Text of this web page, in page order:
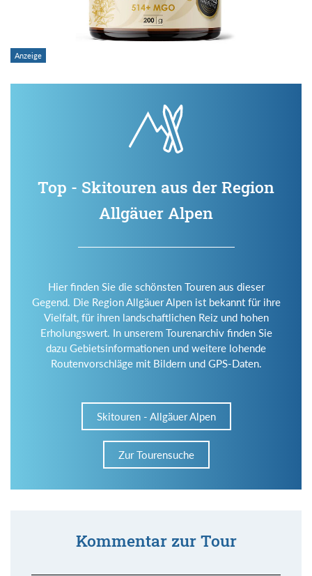
Top - Skitouren aus der Region
Allgäuer Alpen
Hier finden Sie die schönsten Touren aus dieser
Gegend. Die Region Allgäuer Alpen ist bekannt für ihre
Vielfalt, für ihren landschaftlichen Reiz und hohen
Erholungswert. In unserem Tourenarchiv finden Sie
dazu Gebietsinformationen und weitere lohende
Routenvorschläge mit Bildern und GPS-Daten.
Skitouren - Allgäuer Alpen
Zur Tourensuche
Kommentar zur Tour